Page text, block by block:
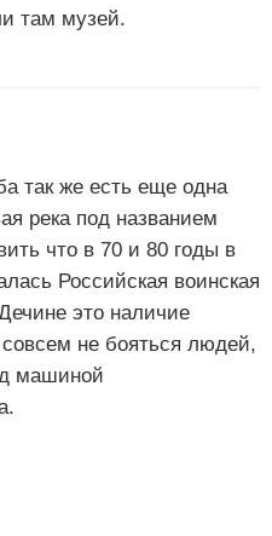
там музей.
так же есть еще одна
река под названием
что в 70 и 80 годы в
Российская воинская
это наличие
не бояться людей,
машиной